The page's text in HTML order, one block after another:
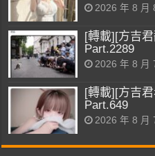
2026 年 8 月
[轉載][方吉
Part.2289
2026 年 8 月
[轉載][方吉
Part.649
2026 年 8 月